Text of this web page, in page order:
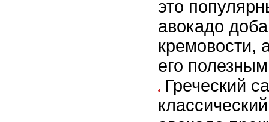
это
авокадо
кремовости,
его
Греческий